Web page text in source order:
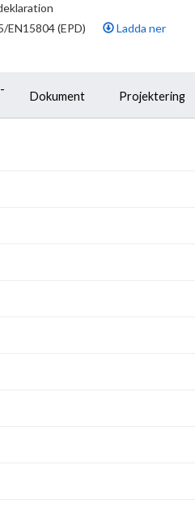
EN15804 (EPD)
Ladda ner
Dokument Projektering